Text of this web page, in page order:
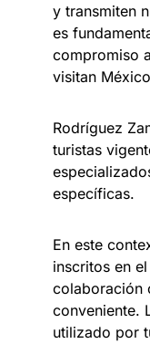
y transmiten
es
compromiso
visitan
Rodríguez
turistas
específicas.
En este
inscritos en
colaboración
conveniente.
utilizado por